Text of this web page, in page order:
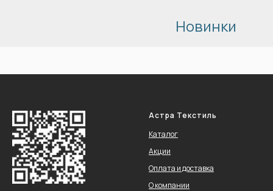
Новинки
Астра Текстиль
Каталог
Акции
Оплата и доставка
О компании